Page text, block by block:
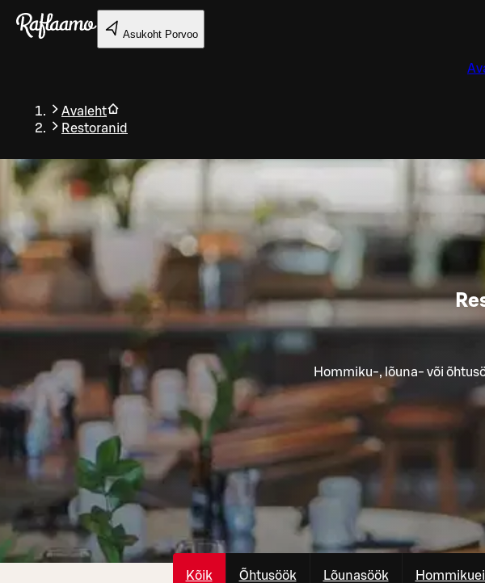
Liigu peamise sisu juurde
Asukoht Porvoo
Avaleht
Restoranid
Hommiku-, lõuna- või
Kõik Õhtusöök Lõunasöök